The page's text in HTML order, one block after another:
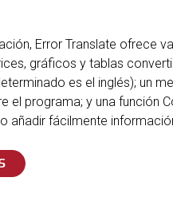
Error Translate ofrece
gráficos y tablas
es el inglés); un
el programa; y una función
añadir fácilmente